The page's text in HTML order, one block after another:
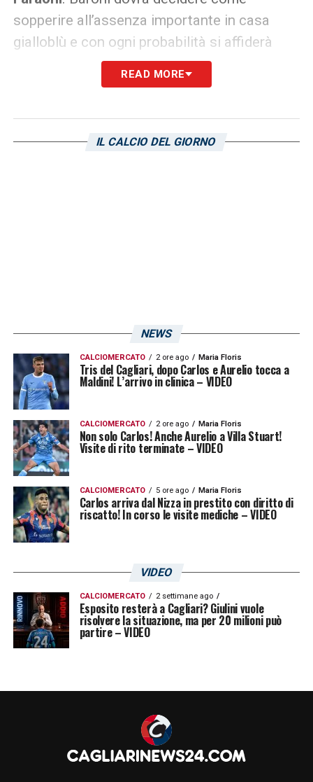
sopperire all’assenza importante in casa
gialloblù e con ogni probabilità si affiderà
ancora al giovane classe 2001Jackson
, già impiegato per 338 minuti in
LA PLAYLIST DELLE NOSTRE TOP NEWS
READ MORE
IL CALCIO DEL GIORNO
NEWS
CALCIOMERCATO 2 ore ago Maria Floris
Tris del Cagliari, dopo Carlos e Aurelio tocca a
Maldini! L’arrivo in clinica – VIDEO
CALCIOMERCATO 2 ore ago Maria Floris
Non solo Carlos! Anche Aurelio a Villa Stuart!
Visite di rito terminate – VIDEO
CALCIOMERCATO 5 ore ago Maria Floris
Carlos arriva dal Nizza in prestito con diritto di
riscatto! In corso le visite mediche – VIDEO
VIDEO
CALCIOMERCATO 2 settimane ago
Esposito resterà a Cagliari? Giulini vuole
risolvere la situazione, ma per 20 milioni può
partire – VIDEO